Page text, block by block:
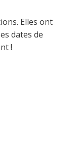
Elles ont
dates de
!